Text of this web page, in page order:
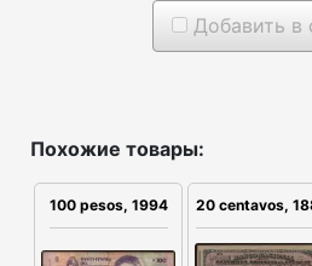
Добавить в
Похожие товары:
100 pesos, 1994 20 centavos,